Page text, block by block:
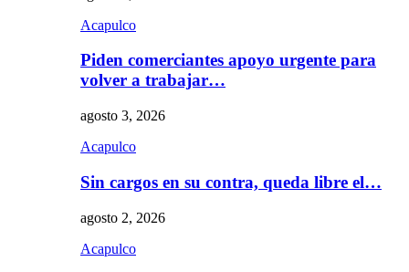
Acapulco
Piden comerciantes apoyo urgente para
volver a trabajar…
agosto 3, 2026
Acapulco
Sin cargos en su contra, queda libre el…
agosto 2, 2026
Acapulco